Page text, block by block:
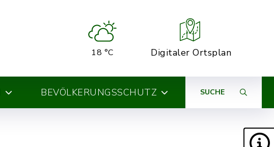
18 °C Digitaler Ortsplan
BEVÖLKERUNGSSCHUTZ SUCHE